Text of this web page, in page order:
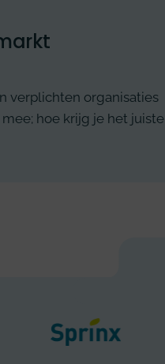
verplichten organisaties
hoe krijg je het juiste